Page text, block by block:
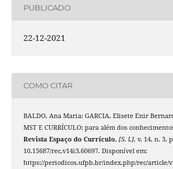
PUBLICADO
22-12-2021
COMO CITAR
BALDO, Ana Maria; GARCIA, Elisete Enir
MST E CURRÍCULO: para além dos
Revista Espaço do Currículo, [S. l.], v. 14, n. 3,
10.15687/rec.v14i3.60697. Disponível em:
https://periodicos.ufpb.br/index.php/rec/article/